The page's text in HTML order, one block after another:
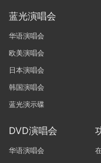
蓝光演唱会
华语演唱会
欧美演唱会
日本演唱会
韩国演唱会
蓝光演示碟
DVD演唱会
华语演唱会